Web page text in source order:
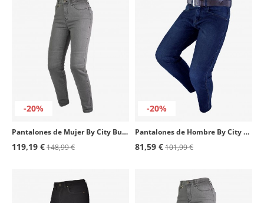
-20%
Pantalones de Mujer By City Bull Lady gris
119,19 €148,99 €
-20%
Pantalones de Hombre By City Route II azul oscuro
81,59 €101,99 €